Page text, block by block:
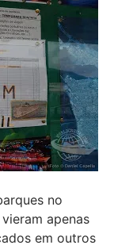
no
apenas
em outros